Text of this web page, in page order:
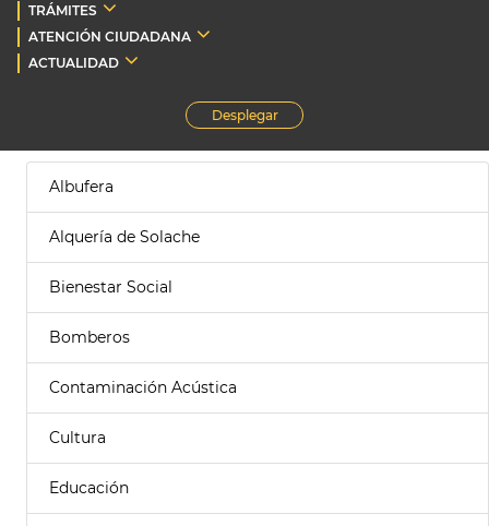
TRÁMITES
ATENCIÓN CIUDADANA
ACTUALIDAD
Desplegar
Albufera
Alquería de Solache
Bienestar Social
Bomberos
Contaminación Acústica
Cultura
Educación